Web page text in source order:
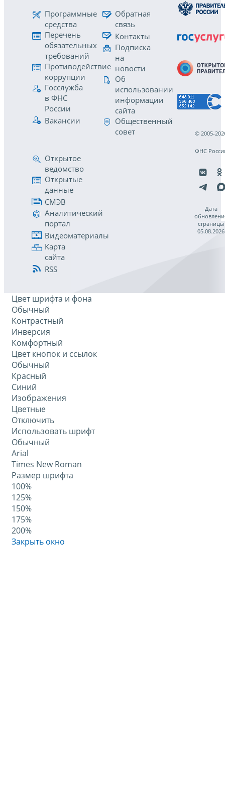
Программные
средства
Перечень
обязательных
требований
Противодействие
коррупции
Госслужба
в ФНС
России
Вакансии
Обратная
связь
Контакты
Подписка
на
новости
Об
использовании
информации
сайта
Общественный
совет
Открытое
ведомство
Открытые
данные
СМЭВ
Аналитический
портал
Видеоматериалы
Карта
сайта
RSS
© 2005-
ФНС
Дата
страницы
05.08.2026
Цвет шрифта и фона
Обычный
Контрастный
Инверсия
Комфортный
Цвет кнопок и ссылок
Обычный
Красный
Синий
Изображения
Цветные
Отключить
Использовать шрифт
Обычный
Arial
Times New Roman
Размер шрифта
100%
125%
150%
175%
200%
Закрыть окно